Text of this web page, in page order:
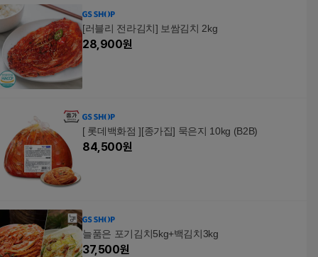
[러블리 전라김치] 보쌈김치 2kg
28,900원
[ 롯데백화점 ][종가집] 묵은지 10kg (B2B)
84,500원
늘품은 포기김치5kg+백김치3kg
37,500원